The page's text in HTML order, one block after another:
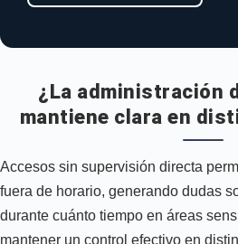
¿La administración
mantiene clara en
Accesos sin supervisión directa
fuera de horario, generando dudas
durante cuánto tiempo en áreas
mantener un control efectivo en